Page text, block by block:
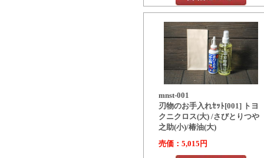
mnst-001
刃物のお手入れｾｯﾄ[001] トヨ
クニクロス(大) /さびとりつや
之助(小)/椿油(大)
売価：5,015円